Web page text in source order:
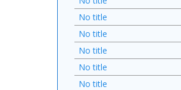
No title
No title
No title
No title
No title